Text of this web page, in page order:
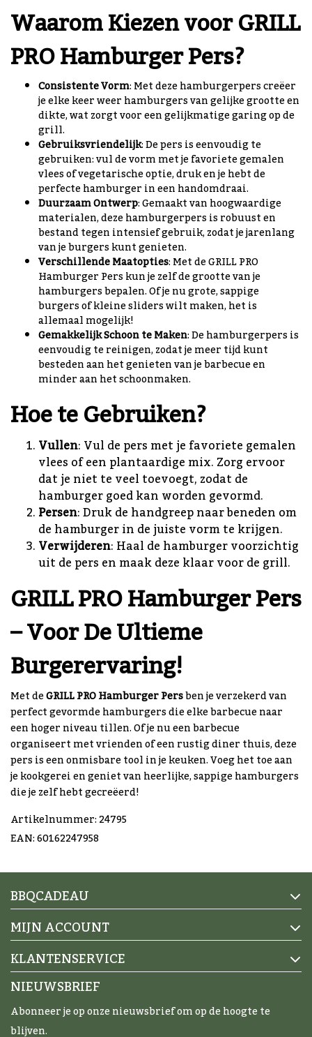
Waarom Kiezen voor GRILL
PRO Hamburger Pers?
Consistente Vorm: Met deze hamburgerpers creëer
je elke keer weer hamburgers van gelijke grootte en
dikte, wat zorgt voor een gelijkmatige garing op de
grill.
Gebruiksvriendelijk: De pers is eenvoudig te
gebruiken: vul de vorm met je favoriete gemalen
vlees of vegetarische optie, druk en je hebt de
perfecte hamburger in een handomdraai.
Duurzaam Ontwerp: Gemaakt van hoogwaardige
materialen, deze hamburgerpers is robuust en
bestand tegen intensief gebruik, zodat je jarenlang
van je burgers kunt genieten.
Verschillende Maatopties: Met de GRILL PRO
Hamburger Pers kun je zelf de grootte van je
hamburgers bepalen. Of je nu grote, sappige
burgers of kleine sliders wilt maken, het is
allemaal mogelijk!
Gemakkelijk Schoon te Maken: De hamburgerpers is
eenvoudig te reinigen, zodat je meer tijd kunt
besteden aan het genieten van je barbecue en
minder aan het schoonmaken.
Hoe te Gebruiken?
Vullen: Vul de pers met je favoriete gemalen
vlees of een plantaardige mix. Zorg ervoor
dat je niet te veel toevoegt, zodat de
hamburger goed kan worden gevormd.
Persen: Druk de handgreep naar beneden om
de hamburger in de juiste vorm te krijgen.
Verwijderen: Haal de hamburger voorzichtig
uit de pers en maak deze klaar voor de grill.
GRILL PRO Hamburger Pers
– Voor De Ultieme
Burgerervaring!
Met deGRILL PRO Hamburger Persben je verzekerd van
perfect gevormde hamburgers die elke barbecue naar
een hoger niveau tillen. Of je nu een barbecue
organiseert met vrienden of een rustig diner thuis, deze
pers is een onmisbare tool in je keuken. Voeg het toe aan
je kookgerei en geniet van heerlijke, sappige hamburgers
die je zelf hebt gecreëerd!
Artikelnummer: 24795
EAN: 60162247958
BBQCADEAU
MIJN ACCOUNT
KLANTENSERVICE
NIEUWSBRIEF
Abonneer je op onze nieuwsbrief om op de hoogte te
blijven.